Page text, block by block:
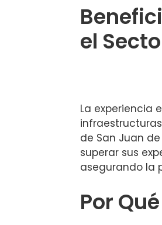
el
La experiencia
de San Juan
superar sus
asegurando la
Por